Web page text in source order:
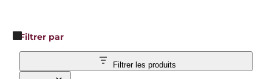
Filtrer par
Filtrer les produits